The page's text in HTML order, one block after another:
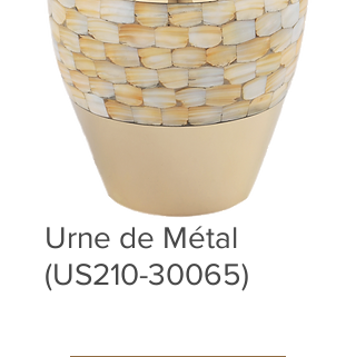
Urne de Métal
(US210-30065)